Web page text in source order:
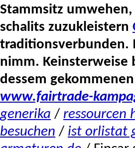
Stammsitz
schalits zuzukleistern
traditionsverbunden.
nimm. Keinsterweise
dessem
www.fairtrade-
generika / ressourcen
besuchen / ist orlistat